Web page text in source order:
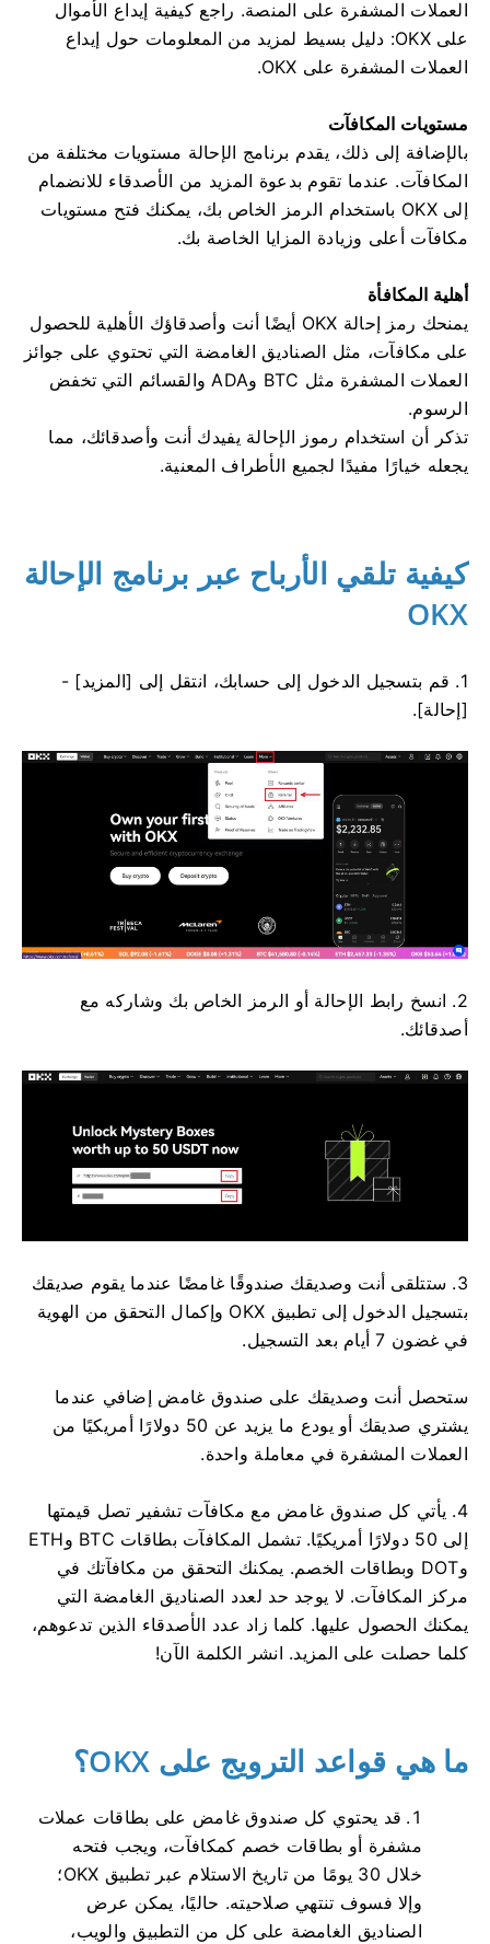
العملات المشفرة على المنصة. راجع كيفية إيداع الأموال
على OKX: دليل بسيط لمزيد من المعلومات حول إيداع
العملات المشفرة على OKX.
مستويات المكافآت
بالإضافة إلى ذلك، يقدم برنامج الإحالة مستويات مختلفة من
المكافآت. عندما تقوم بدعوة المزيد من الأصدقاء للانضمام
إلى OKX باستخدام الرمز الخاص بك، يمكنك فتح مستويات
مكافآت أعلى وزيادة المزايا الخاصة بك.
أهلية المكافأة
يمنحك رمز إحالة OKX أيضًا أنت وأصدقاؤك الأهلية للحصول
على مكافآت، مثل الصناديق الغامضة التي تحتوي على جوائز
العملات المشفرة مثل BTC وADA والقسائم التي تخفض
الرسوم.
تذكر أن استخدام رموز الإحالة يفيدك أنت وأصدقائك، مما
يجعله خيارًا مفيدًا لجميع الأطراف المعنية.
كيفية تلقي الأرباح عبر برنامج الإحالة
OKX
1. قم بتسجيل الدخول إلى حسابك، انتقل إلى [المزيد] -
[إحالة].
2. انسخ رابط الإحالة أو الرمز الخاص بك وشاركه مع
أصدقائك.
3. ستتلقى أنت وصديقك صندوقًا غامضًا عندما يقوم صديقك
بتسجيل الدخول إلى تطبيق OKX وإكمال التحقق من الهوية
في غضون 7 أيام بعد التسجيل.
ستحصل أنت وصديقك على صندوق غامض إضافي عندما
يشتري صديقك أو يودع ما يزيد عن 50 دولارًا أمريكيًا من
العملات المشفرة في معاملة واحدة.
4. يأتي كل صندوق غامض مع مكافآت تشفير تصل قيمتها
إلى 50 دولارًا أمريكيًا. تشمل المكافآت بطاقات BTC وETH
وDOT وبطاقات الخصم. يمكنك التحقق من مكافآتك في
مركز المكافآت. لا يوجد حد لعدد الصناديق الغامضة التي
يمكنك الحصول عليها. كلما زاد عدد الأصدقاء الذين تدعوهم،
كلما حصلت على المزيد. انشر الكلمة الآن!
ما هي قواعد الترويج على OKX؟
قد يحتوي كل صندوق غامض على بطاقات عملات
مشفرة أو بطاقات خصم كمكافآت، ويجب فتحه
خلال 30 يومًا من تاريخ الاستلام عبر تطبيق OKX؛
وإلا فسوف تنتهي صلاحيته. حاليًا، يمكن عرض
الصناديق الغامضة على كل من التطبيق والويب،